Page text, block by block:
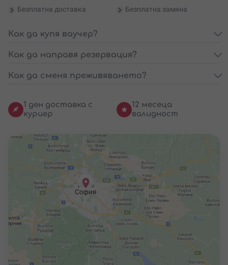
Безплатна доставка
Безплатна замяна
Как да купя ваучер?
Как да направя резервация?
Как да сменя преживяването?
1 ден доставка с
куриер
12 месеца
валидност